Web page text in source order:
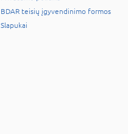
BDAR teisių įgyvendinimo formos
Slapukai